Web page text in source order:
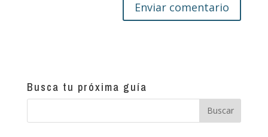
Busca tu próxima guía